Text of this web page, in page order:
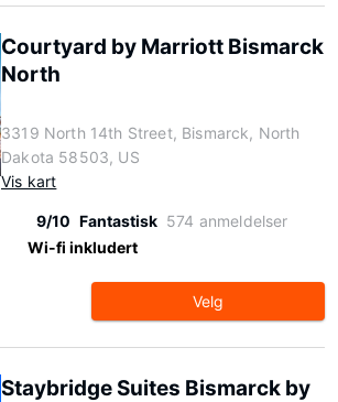
Courtyard by Marriott Bismarck
North
3319 North 14th Street, Bismarck, North
Dakota 58503, US
Vis kart
9/10 Fantastisk 574 anmeldelser
Wi-fi inkludert
Velg
Staybridge Suites Bismarck by